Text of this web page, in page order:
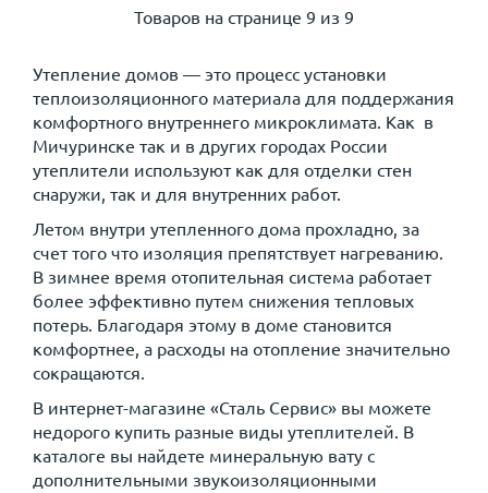
Товаров на странице 9 из 9
Утепление домов — это процесс установки
теплоизоляционного материала для поддержания
комфортного внутреннего микроклимата. Как в
Мичуринске так и в других городах России
утеплители используют как для отделки стен
снаружи, так и для внутренних работ.
Летом внутри утепленного дома прохладно, за
счет того что изоляция препятствует нагреванию.
В зимнее время отопительная система работает
более эффективно путем снижения тепловых
потерь. Благодаря этому в доме становится
комфортнее, а расходы на отопление значительно
сокращаются.
В интернет-магазине «Сталь Сервис» вы можете
недорого купить разные виды утеплителей. В
каталоге вы найдете минеральную вату с
дополнительными звукоизоляционными